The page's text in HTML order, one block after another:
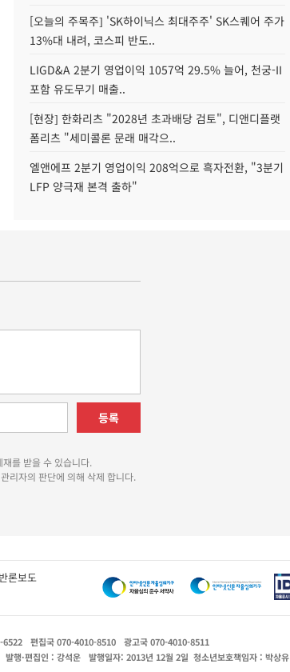
[오늘의 주목주] 'SK하이닉스 최대주주' SK스퀘어 주가
13%대 내려, 코스피 반도..
LIGD&A 2분기 영업이익 1057억 29.5% 늘어, 천궁-II
포함 유도무기 매출..
[현장] 한화리츠 "2028년 초과배당 검토", 디앤디플랫
폼리츠 "세미콜론 문래 매각으..
엘앤에프 2분기 영업이익 208억으로 흑자전환, "3분기
LFP 양극재 본격 출하"
등록
를 받을 수 있습니다.
리자의 판단에 의해 삭제 합니다.
론보도
6522 편집국 070-4010-8510
광고국 070-4010-8511
발행·편집인 : 강석운 발행일자: 2013년 12월 2일 청소년보호책임자 : 박상유